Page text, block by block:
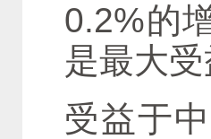
0.2%的
是最大受
受益于